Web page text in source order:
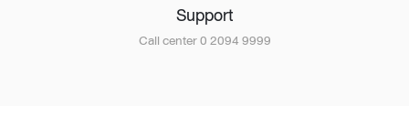
Support
Call center 0 2094 9999